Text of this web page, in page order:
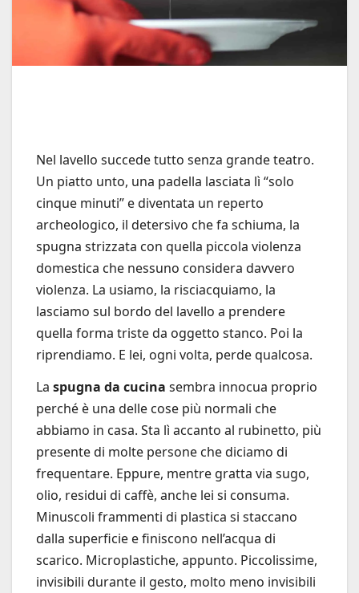
Nel lavello succede tutto senza grande teatro.
Un piatto unto, una padella lasciata lì “solo
cinque minuti” e diventata un reperto
archeologico, il detersivo che fa schiuma, la
spugna strizzata con quella piccola violenza
domestica che nessuno considera davvero
violenza. La usiamo, la risciacquiamo, la
lasciamo sul bordo del lavello a prendere
quella forma triste da oggetto stanco. Poi la
riprendiamo. E lei, ogni volta, perde qualcosa.
La spugna da cucina sembra innocua proprio
perché è una delle cose più normali che
abbiamo in casa. Sta lì accanto al rubinetto, più
presente di molte persone che diciamo di
frequentare. Eppure, mentre gratta via sugo,
olio, residui di caffè, anche lei si consuma.
Minuscoli frammenti di plastica si staccano
dalla superficie e finiscono nell’acqua di
scarico. Microplastiche, appunto. Piccolissime,
invisibili durante il gesto, molto meno invisibili